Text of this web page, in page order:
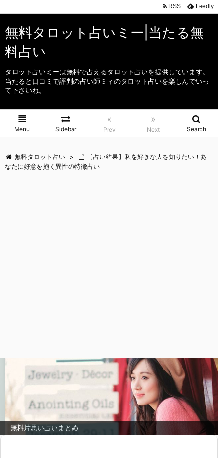
無料タロット占いミー|当たる無
料占い
タロット占いミーは無料で占えるタロット占いを提供しています。
当たると口コミで評判の占い師ミィのタロット占いを楽しんでいっ
て下さいね。
Menu Sidebar
«
Prev
»
Next Search
RSS Feedly
無料タロット占い >
【占い結果】私を好きな人を知りたい！あ
なたに好意を抱く異性の特徴占い
無料片思い占いまとめ